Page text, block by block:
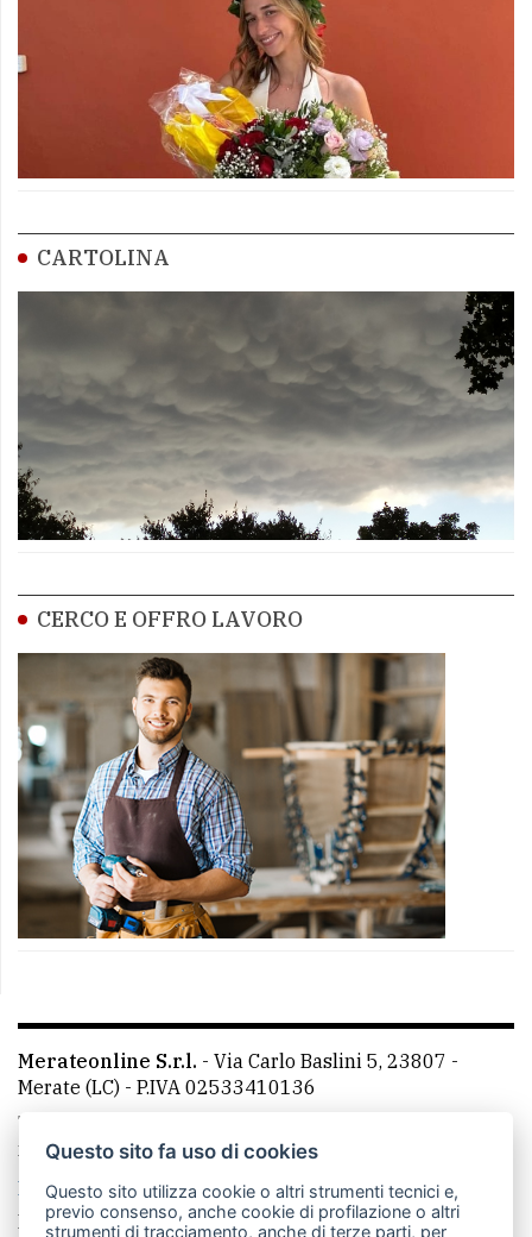
CARTOLINA
CERCO E OFFRO LAVORO
Merateonline S.r.l. - Via Carlo Baslini 5, 23807 -
Merate (LC) - P.IVA 02533410136
Telefono:
mail: redazione@merateonline.it
La redazione
CasateOnline LeccoOnline
RSS
Made by VIP
Questo sito fa uso di cookies
Questo sito utilizza cookie o altri strumenti tecnici e,
previo consenso, anche cookie di profilazione o altri
strumenti di tracciamento, anche di terze parti, per